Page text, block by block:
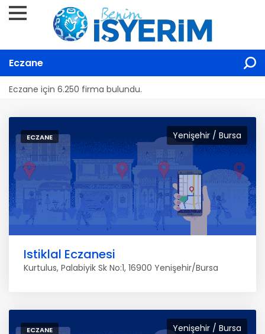
Eczane
Eczane için 6.250 firma bulundu.
Yenişehir / Bursa
ECZANE
Istiklal Eczanesi
Kurtulus, Palabiyik Sk No:1, 16900 Yenişehir/Bursa
Yenişehir / Bursa
ECZANE